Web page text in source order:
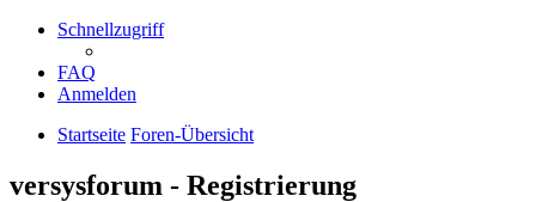
Schnellzugriff
FAQ
Anmelden
Startseite Foren-Übersicht
versysforum - Registrierung